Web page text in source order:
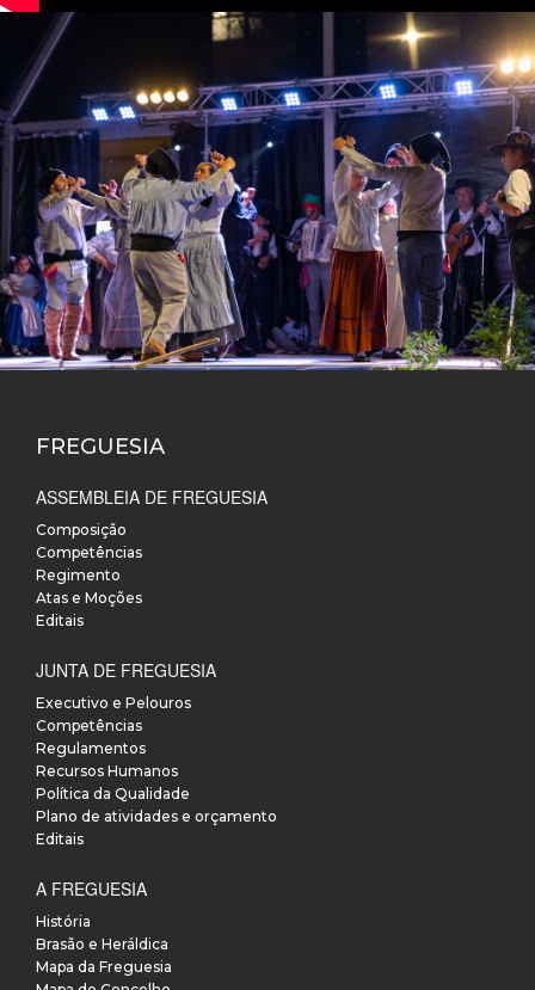
FREGUESIA
ASSEMBLEIA DE FREGUESIA
Composição
Competências
Regimento
Atas e Moções
Editais
JUNTA DE FREGUESIA
Executivo e Pelouros
Competências
Regulamentos
Recursos Humanos
Política da Qualidade
Plano de atividades e orçamento
Editais
A FREGUESIA
História
Brasão e Heráldica
Mapa da Freguesia